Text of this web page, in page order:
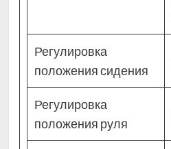
Регулировка
положения сидения
Регулировка
положения руля